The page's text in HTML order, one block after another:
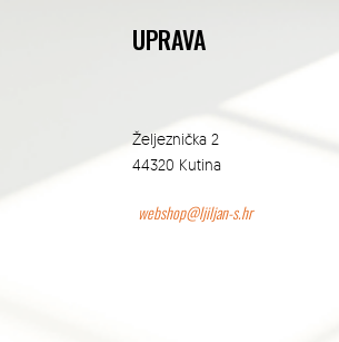
UPRAVA
Željeznička 2
44320 Kutina
webshop@ljiljan-s.hr